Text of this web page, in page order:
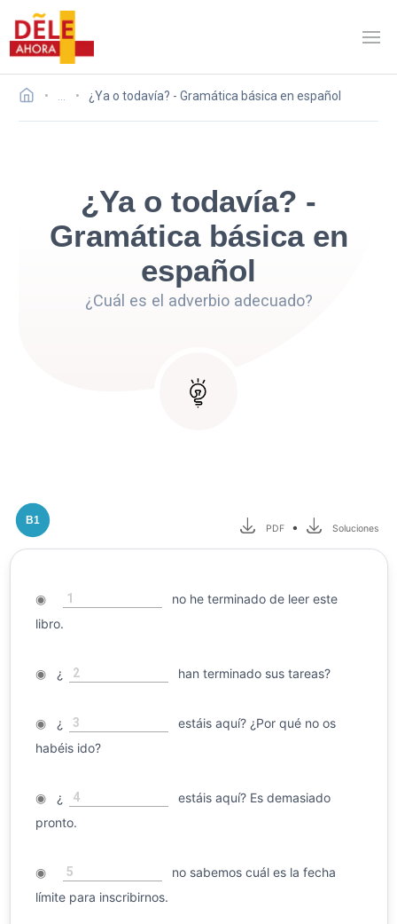
¿Ya o todavía? - Gramática básica en español
¿Ya o todavía? -
Gramática básica en
español
¿Cuál es el adverbio adecuado?
B1
PDF • Soluciones
◉ 1
no he terminado de leer este
libro.
◉¿ 2 han terminado sus tareas?
◉¿ 3
estáis aquí? ¿Por qué no os
habéis ido?
◉¿ 4
estáis aquí? Es demasiado
pronto.
◉ 5
no sabemos cuál es la fecha
límite para inscribirnos.